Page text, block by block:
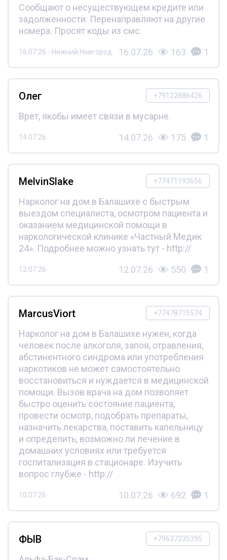
Сообщают о несуществующем кредите или
задолженности. Перенаправляют на другие
номера. Просят коды из смс.
16.07.26 - Нижний Новгород 16.07.26 163 1
+79122886426
Олег
Врет, якобы имеет связи в мусарне.
14.07.26 14.07.26 175 1
+77471193656
MelvinSlake
Нарколог на дом в Балашихе с быстрым
выездом специалиста, осмотром пациента и
оказанием медицинской помощи в
наркологической клинике «Частный Медик
24». Подробнее можно узнать тут - http://
12.07.26 12.07.26 550 1
+77478715574
MarcusViort
Нарколог на дом в Балашихе нужен, когда
человек после алкоголя, запоя, отравления,
абстинентного синдрома или употребления
наркотиков не может самостоятельно
восстановиться и нуждается в медицинской
помощи. Вызов врача на дом позволяет
быстро оценить состояние пациента,
провести осмотр, подобрать препараты,
назначить лекарства, поставить капельницу
и определить, возможно ли лечение в
домашних условиях или требуется
госпитализация в стационаре. Изучить
вопрос глубже - http://
10.07.26 10.07.26 692 1
+79637235395
ФЫВ